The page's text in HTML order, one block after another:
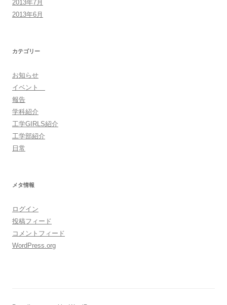
2013年7月
2013年6月
カテゴリー
お知らせ
イベント
報告
学科紹介
工学GIRLS紹介
工学部紹介
日常
メタ情報
ログイン
投稿フィード
コメントフィード
WordPress.org